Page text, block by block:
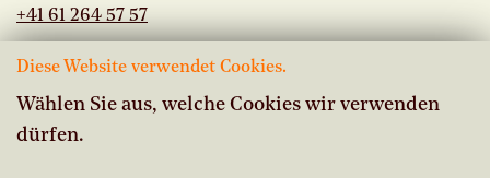
+41 61 264 57 57
Offene Stellen
Diese Website verwendet Cookies.
Wählen Sie aus, welche Cookies wir verwenden
dürfen.